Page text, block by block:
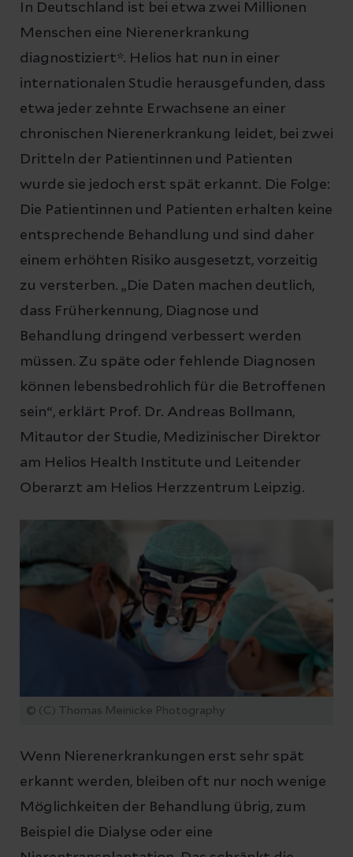
In Deutschland ist bei etwa zwei Millionen
Menschen eine Nierenerkrankung
diagnostiziert*. Helios hat nun in einer
internationalen Studie herausgefunden, dass
etwa jeder zehnte Erwachsene an einer
chronischen Nierenerkrankung leidet, bei zwei
Dritteln der Patientinnen und Patienten
wurde sie jedoch erst spät erkannt. Die Folge:
Die Patientinnen und Patienten erhalten keine
entsprechende Behandlung und sind daher
einem erhöhten Risiko ausgesetzt, vorzeitig
zu versterben. „Die Daten machen deutlich,
dass Früherkennung, Diagnose und
Behandlung dringend verbessert werden
müssen. Zu späte oder fehlende Diagnosen
können lebensbedrohlich für die Betroffenen
sein“, erklärt Prof. Dr. Andreas Bollmann,
Mitautor der Studie, Medizinischer Direktor
am Helios Health Institute und Leitender
Oberarzt am Helios Herzzentrum Leipzig.
© (C) Thomas Meinicke Photography
Wenn Nierenerkrankungen erst sehr spät
erkannt werden, bleiben oft nur noch wenige
Möglichkeiten der Behandlung übrig, zum
Beispiel die Dialyse oder eine